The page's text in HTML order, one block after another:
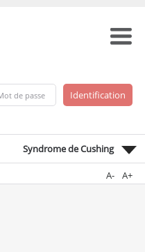
Syndrome de Cushing
A- A+